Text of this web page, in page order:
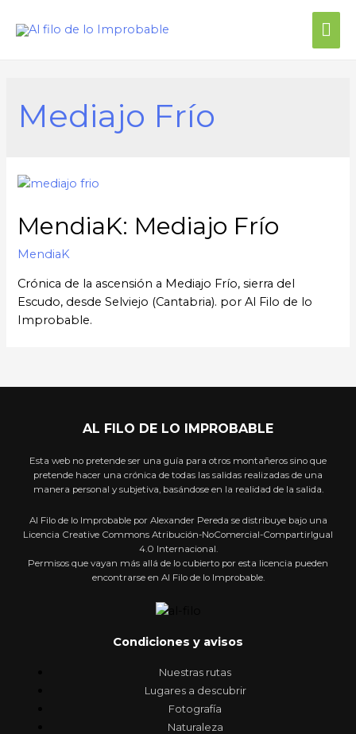
Mediajo Frío
MendiaK: Mediajo Frío
MendiaK
Crónica de la ascensión a Mediajo Frío, sierra del
Escudo, desde Selviejo (Cantabria). por Al Filo de lo
Improbable.
AL FILO DE LO IMPROBABLE
Esta web no pretende ser una guía para otros montañeros sino que
pretende hacer una crónica de todas las salidas realizadas de una
manera personal y subjetiva, basándose en la realidad de la salida.
Al Filo de lo Improbable por Alexander Pereda se distribuye bajo una
Licencia Creative Commons Atribución-NoComercial-CompartirIgual
4.0 Internacional.
Permisos que vayan más allá de lo cubierto por esta licencia pueden
encontrarse en Al Filo de lo Improbable.
Condiciones y avisos
Nuestras rutas
Lugares a descubrir
Fotografía
Naturaleza